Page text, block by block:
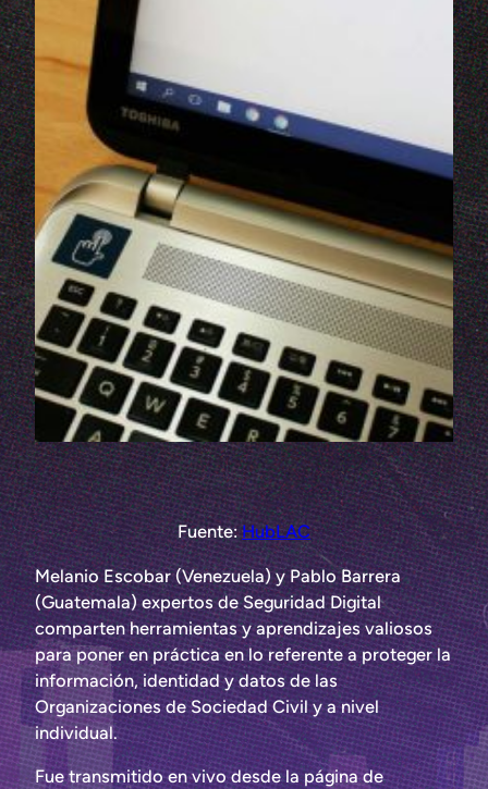
Fuente:HubLAC
Melanio Escobar (Venezuela) y Pablo Barrera
(Guatemala) expertos de Seguridad Digital
comparten herramientas y aprendizajes valiosos
para poner en práctica en lo referente a proteger la
información, identidad y datos de las
Organizaciones de Sociedad Civil y a nivel
individual.
Fue transmitido en vivo desde la página de